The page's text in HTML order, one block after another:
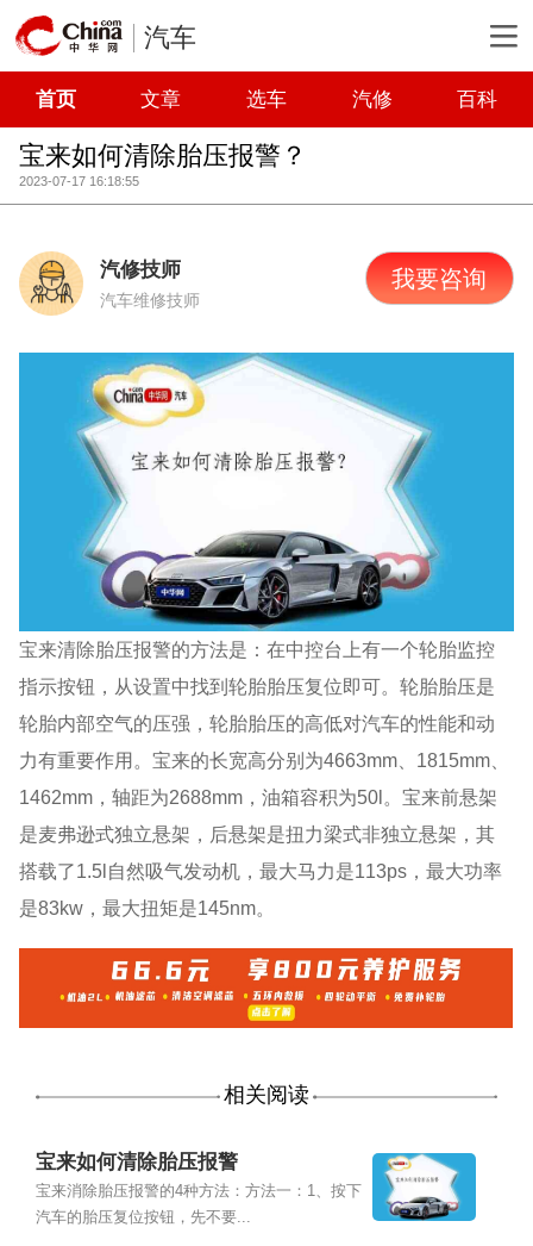
汽车
首页 文章 选车 汽修 百科
宝来如何清除胎压报警？
2023-07-17 16:18:55
汽修技师
汽车维修技师
我要咨询
宝来清除胎压报警的方法是：在中控台上有一个轮胎监控
指示按钮，从设置中找到轮胎胎压复位即可。轮胎胎压是
轮胎内部空气的压强，轮胎胎压的高低对汽车的性能和动
力有重要作用。宝来的长宽高分别为4663mm、1815mm、
1462mm，轴距为2688mm，油箱容积为50l。宝来前悬架
是麦弗逊式独立悬架，后悬架是扭力梁式非独立悬架，其
搭载了1.5l自然吸气发动机，最大马力是113ps，最大功率
是83kw，最大扭矩是145nm。
相关阅读
宝来如何清除胎压报警
宝来消除胎压报警的4种方法：方法一：1、按下
汽车的胎压复位按钮，先不要...